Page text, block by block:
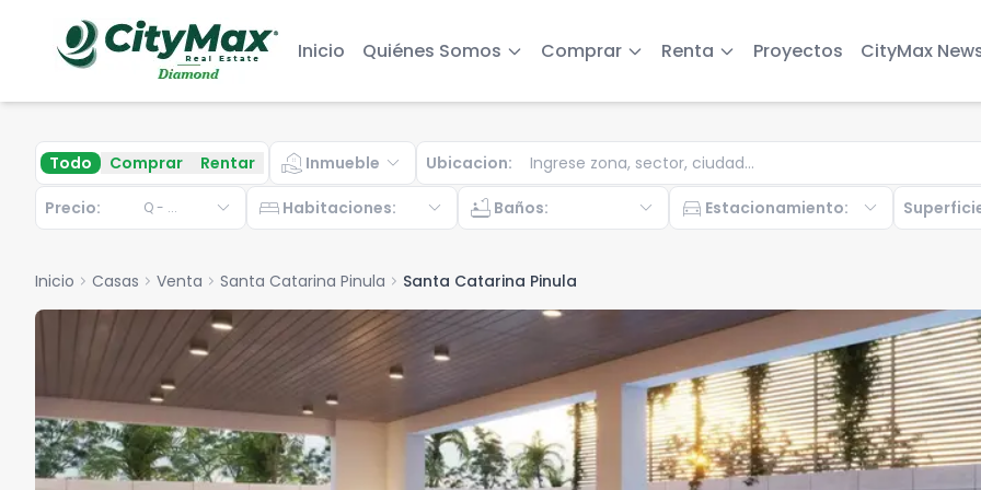
Inicio Quiénes Somos Comprar Renta Proyectos CityMax
Todo Comprar Rentar real_estate_agent Inmueble expand_more Ubicacion:
Precio: Q - ... expand_more bed Habitaciones: expand_more bathtub Baños: expand_more directions_car Estacionamiento: expand_more
Inicio chevron_right Casas chevron_right Venta chevron_right Santa Catarina Pinula chevron_right Santa Catarina Pinula